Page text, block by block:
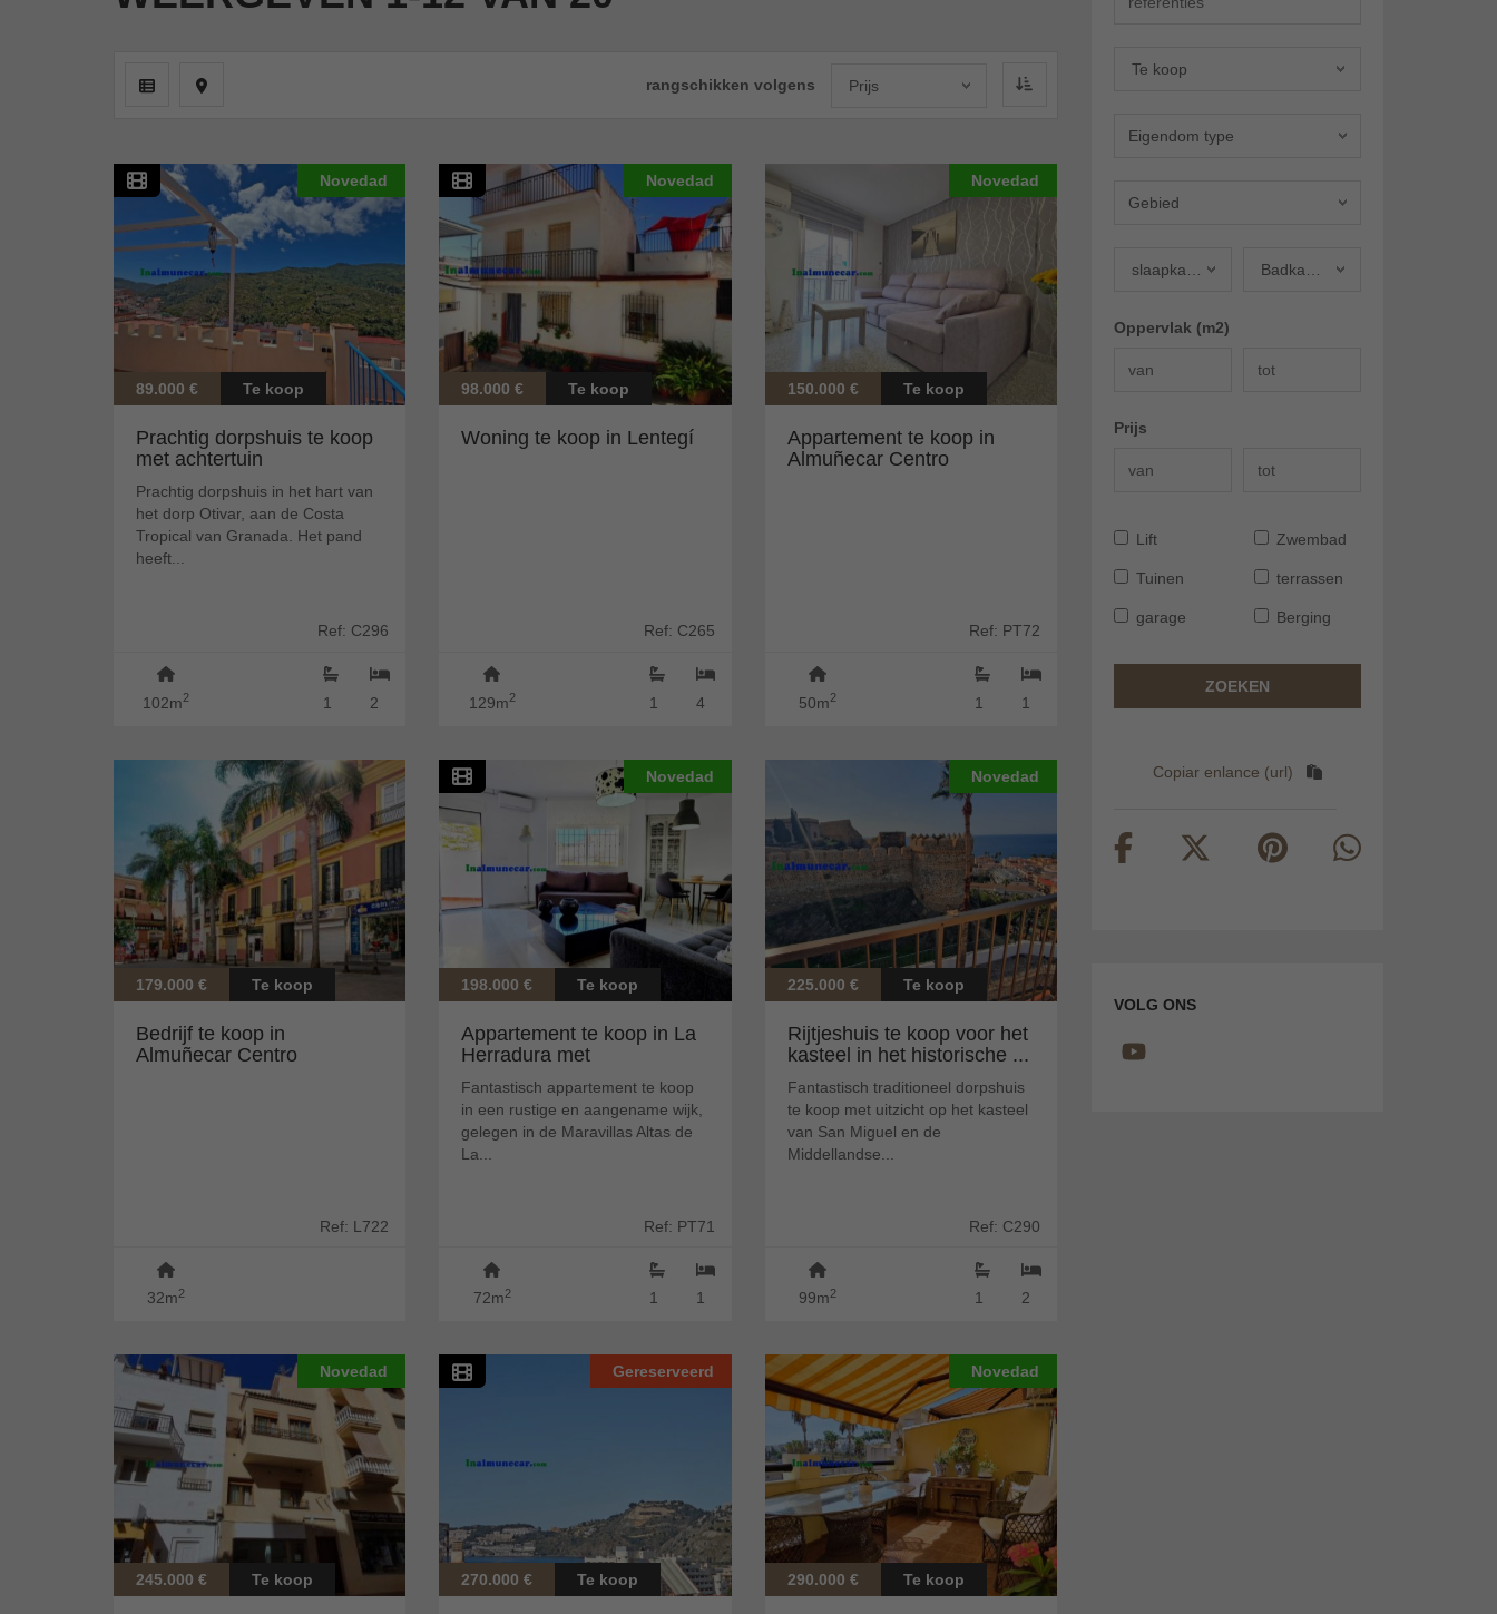
rangschikken volgens Prijs
Novedad
89.000 € Te koop
Prachtig dorpshuis te koop
met achtertuin
Prachtig dorpshuis in het hart van
het dorp Otivar, aan de Costa
Tropical van Granada. Het pand
heeft...
Ref: C296
102m2 2
1
Novedad
98.000 € Te koop
Woning te koop in Lentegí
Ref: C265
129m2 4
1
Novedad
150.000 € Te koop
Appartement te koop in
Almuñecar Centro
Ref: PT72
50m2 1
1
179.000 € Te koop
Bedrijf te koop in
Almuñecar Centro
Ref: L722
32m2
Novedad
198.000 € Te koop
Appartement te koop in La
Herradura met
Fantastisch appartement te koop
in een rustige en aangename wijk,
gelegen in de Maravillas Altas de
La...
Ref: PT71
72m2 1
1
Novedad
225.000 € Te koop
Rijtjeshuis te koop voor het
kasteel in het historische ...
Fantastisch traditioneel dorpshuis
te koop met uitzicht op het kasteel
van San Miguel en de
Middellandse...
Ref: C290
99m2 2
1
Novedad
245.000 € Te koop
Gereserveerd
270.000 € Te koop
Novedad
290.000 € Te koop
Te koop
Eigendom type
Gebied
Oppervlak (m2)
Prijs
Lift Zwembad
Tuinen terrassen
garage Berging
ZOEKEN
Copiar enlance (url)
VOLG ONS